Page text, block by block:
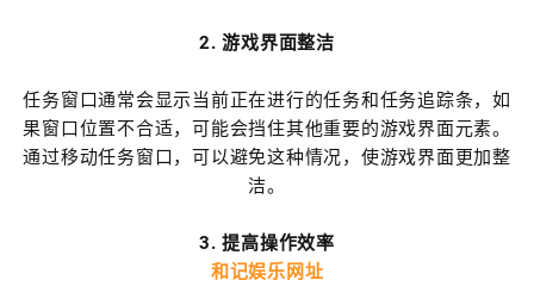
2. 游戏界面整洁
任务窗口通常会显示当前正在进行的任务和任务追踪条，如
果窗口位置不合适，可能会挡住其他重要的游戏界面元素。
通过移动任务窗口，可以避免这种情况，使游戏界面更加整
洁。
3. 提高操作效率
和记娱乐网址